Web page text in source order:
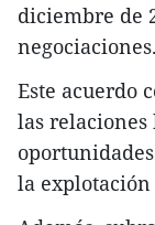
diciembre de
negociaciones.
Este acuerdo
las
la explotación